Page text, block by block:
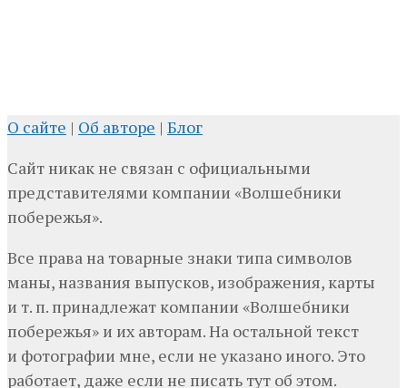
О сайте | Об авторе | Блог
Сайт никак не связан с официальными
представителями компании «Волшебники
побережья».
Все права на товарные знаки типа символов
маны, названия выпусков, изображения, карты
и т. п. принадлежат компании «Волшебники
побережья» и их авторам. На остальной текст
и фотографии мне, если не указано иного. Это
работает, даже если не писать тут об этом.